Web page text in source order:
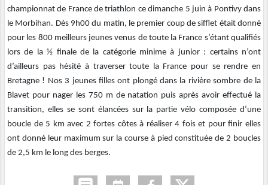
championnat de France de triathlon ce dimanche 5 juin à Pontivy dans
le Morbihan. Dès 9h00 du matin, le premier coup de sifflet était donné
pour les 800 meilleurs jeunes venus de toute la France s’étant qualifiés
lors de la ½ finale de la catégorie minime à junior : certains n’ont
d’ailleurs pas hésité à traverser toute la France pour se rendre en
Bretagne ! Nos 3 jeunes filles ont plongé dans la rivière sombre de la
Blavet pour nager les 750 m de natation puis après avoir effectué la
transition, elles se sont élancées sur la partie vélo composée d’une
boucle de 5 km avec 2 fortes côtes à réaliser 4 fois et pour finir elles
ont donné leur maximum sur la course à pied constituée de 2 boucles
de 2,5 km le long des berges.